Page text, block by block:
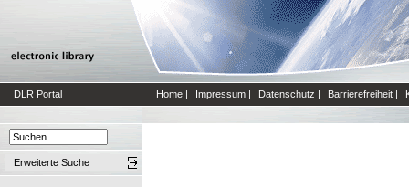
DLR Portal Home | Impressum | Datenschutz | Barrierefreiheit |
Erweiterte Suche